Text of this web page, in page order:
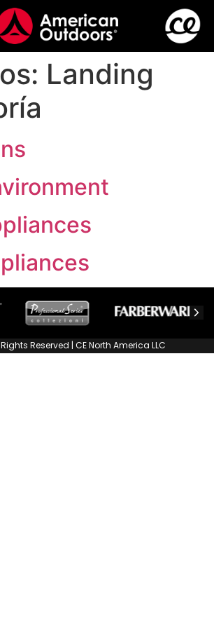
Landing
Reserved | CE North America LLC